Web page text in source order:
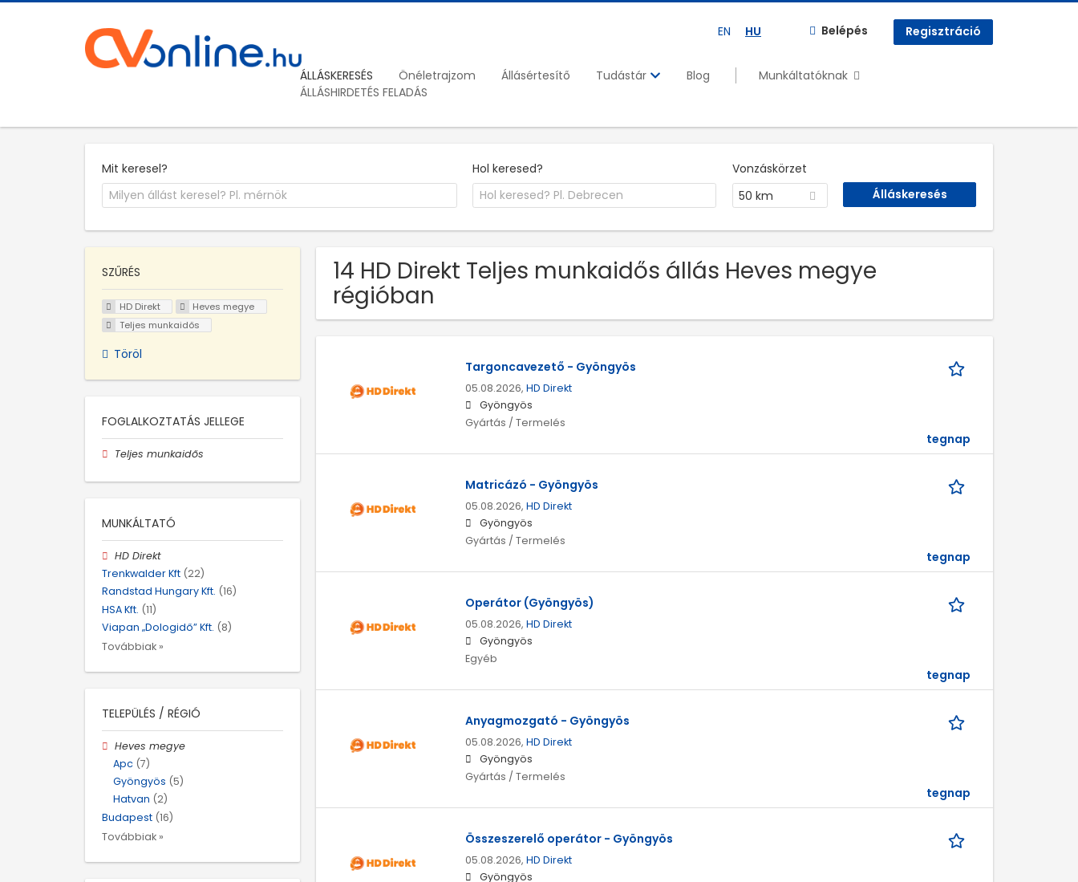
EN HU Belépés Regisztráció
ÁLLÁSKERESÉS Önéletrajzom Állásértesítő Tudástár Blog
Munkáltatóknak
ÁLLÁSHIRDETÉS FELADÁS
Mit keresel? Hol keresed?
Vonzáskörzet
50 km
14 HD Direkt Teljes munkaidős állás Heves megye
régióban
Targoncavezető - Gyöngyös
05.08.2026, HD Direkt
Gyöngyös
Gyártás / Termelés
tegnap
Matricázó - Gyöngyös
05.08.2026, HD Direkt
Gyöngyös
Gyártás / Termelés
tegnap
Operátor (Gyöngyös)
05.08.2026, HD Direkt
Gyöngyös
Egyéb
tegnap
Anyagmozgató - Gyöngyös
05.08.2026, HD Direkt
Gyöngyös
Gyártás / Termelés
tegnap
Összeszerelő operátor - Gyöngyös
05.08.2026, HD Direkt
Gyöngyös
SZŰRÉS
HD Direkt
Heves megye
Teljes munkaidős
Töröl
FOGLALKOZTATÁS JELLEGE
Teljes munkaidős
MUNKÁLTATÓ
HD Direkt
Trenkwalder Kft (22)
Randstad Hungary Kft. (16)
HSA Kft. (11)
Viapan „Dologidő” Kft. (8)
Továbbiak »
TELEPÜLÉS / RÉGIÓ
Heves megye
Apc (7)
Gyöngyös (5)
Hatvan (2)
Budapest (16)
Továbbiak »